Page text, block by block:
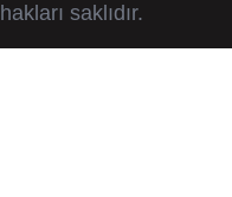
saklıdır.